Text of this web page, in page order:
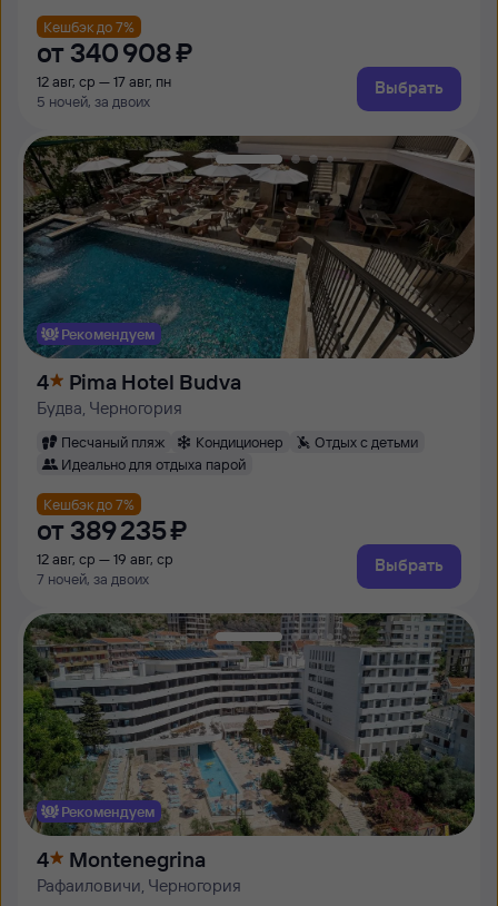
Кешбэк до 7%
от 340 ⁠908 ⁠₽
12 авг, ср — 17 авг, пн
5 ночей, за двоих
Выбрать
Рекомендуем
4 Pima Hotel Budva
Будва, Черногория
Песчаный пляж Кондиционер
Отдых с детьми
Идеально для отдыха парой
Кешбэк до 7%
от 389 ⁠235 ⁠₽
12 авг, ср — 19 авг, ср
7 ночей, за двоих
Выбрать
Рекомендуем
4 Montenegrina
Рафаиловичи, Черногория